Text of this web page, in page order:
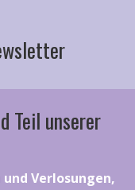
Teil unserer
Verlosungen,